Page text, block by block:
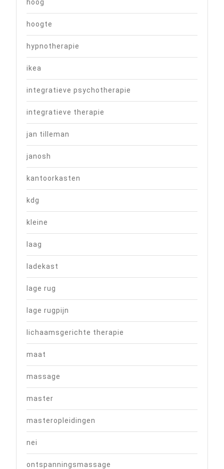
hoog
hoogte
hypnotherapie
ikea
integratieve psychotherapie
integratieve therapie
jan tilleman
janosh
kantoorkasten
kdg
kleine
laag
ladekast
lage rug
lage rugpijn
lichaamsgerichte therapie
maat
massage
master
masteropleidingen
nei
ontspanningsmassage